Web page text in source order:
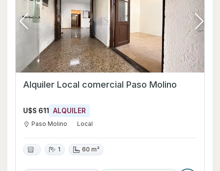
Alquiler Local comercial Paso Molino
U$S 611 ALQUILER
Paso Molino Local
1 60 m²